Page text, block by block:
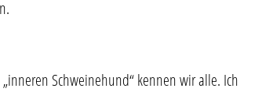
„inneren Schweinehund“ kennen wir alle. Ich